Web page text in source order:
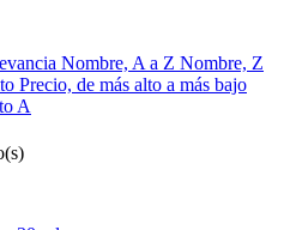
Nombre, A a Z Nombre, Z
Precio, de más alto a más bajo
A